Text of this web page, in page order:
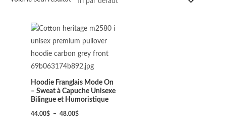
Hoodie Franglais Mode On
– Sweat à Capuche Unisexe
Bilingue et Humoristique
44.00$ – 48.00$
Plage
prix :
44.00$
à
48.00$